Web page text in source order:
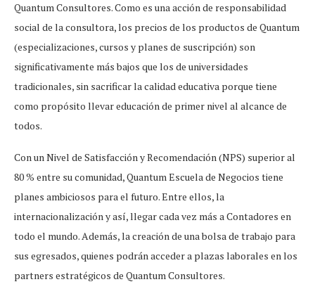
Quantum Consultores. Como es una acción de responsabilidad
social de la consultora, los precios de los productos de Quantum
(especializaciones, cursos y planes de suscripción) son
significativamente más bajos que los de universidades
tradicionales, sin sacrificar la calidad educativa porque tiene
como propósito llevar educación de primer nivel al alcance de
todos.
Con un Nivel de Satisfacción y Recomendación (NPS) superior al
80 % entre su comunidad, Quantum Escuela de Negocios tiene
planes ambiciosos para el futuro. Entre ellos, la
internacionalización y así, llegar cada vez más a Contadores en
todo el mundo. Además, la creación de una bolsa de trabajo para
sus egresados, quienes podrán acceder a plazas laborales en los
partners estratégicos de Quantum Consultores.